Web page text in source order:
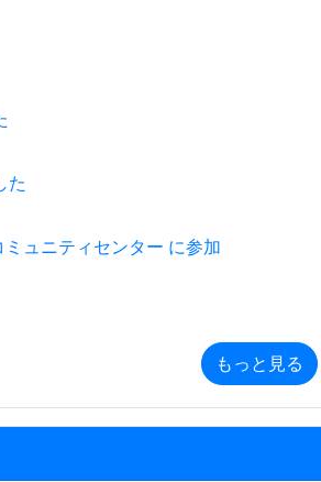
た
ミュニティセンター に参加
もっと見る